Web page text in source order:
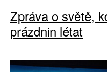
Zpráva o světě,
prázdnin létat